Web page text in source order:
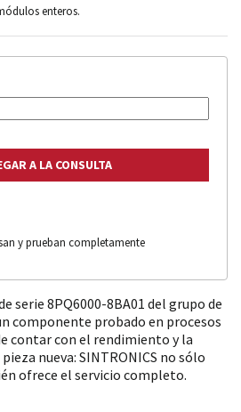
enteros.
y prueban completamente
serie 8PQ6000-8BA01 del grupo de
componente probado en procesos
contar con el rendimiento y la
nueva: SINTRONICS no sólo
ofrece el servicio completo.